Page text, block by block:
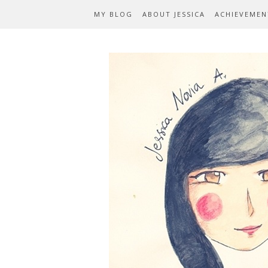
MY BLOG ABOUT JESSICA